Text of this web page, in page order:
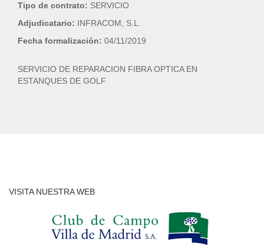
Tipo de contrato: SERVICIO
Adjudicatario: INFRACOM, S.L.
Fecha formalización: 04/11/2019
SERVICIO DE REPARACION FIBRA OPTICA EN
ESTANQUES DE GOLF
VISITA NUESTRA WEB